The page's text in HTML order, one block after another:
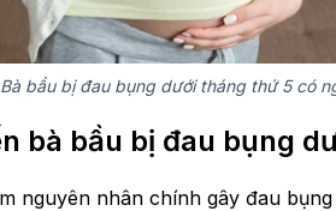
Bà bầu bị đau bụng dưới tháng thứ 5 có
bà bầu bị đau bụng
nguyên nhân chính gây đau